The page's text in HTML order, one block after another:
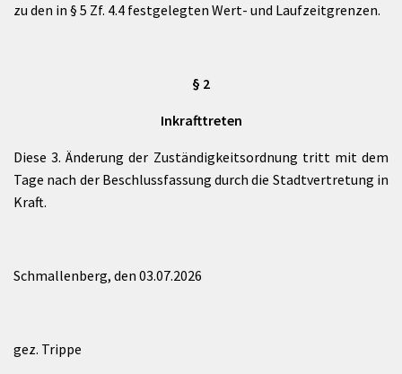
zu den in § 5 Zf. 4.4 festgelegten Wert- und Laufzeitgrenzen.
§ 2
Inkrafttreten
Diese 3. Änderung der Zuständigkeitsordnung tritt mit dem
Tage nach der Beschlussfassung durch die Stadtvertretung in
Kraft.
Schmallenberg, den 03.07.2026
gez. Trippe